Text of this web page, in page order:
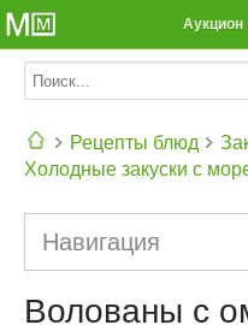
Аукцион
Рецепты блюд
Холодные закуски с
Навигация
Волованы с